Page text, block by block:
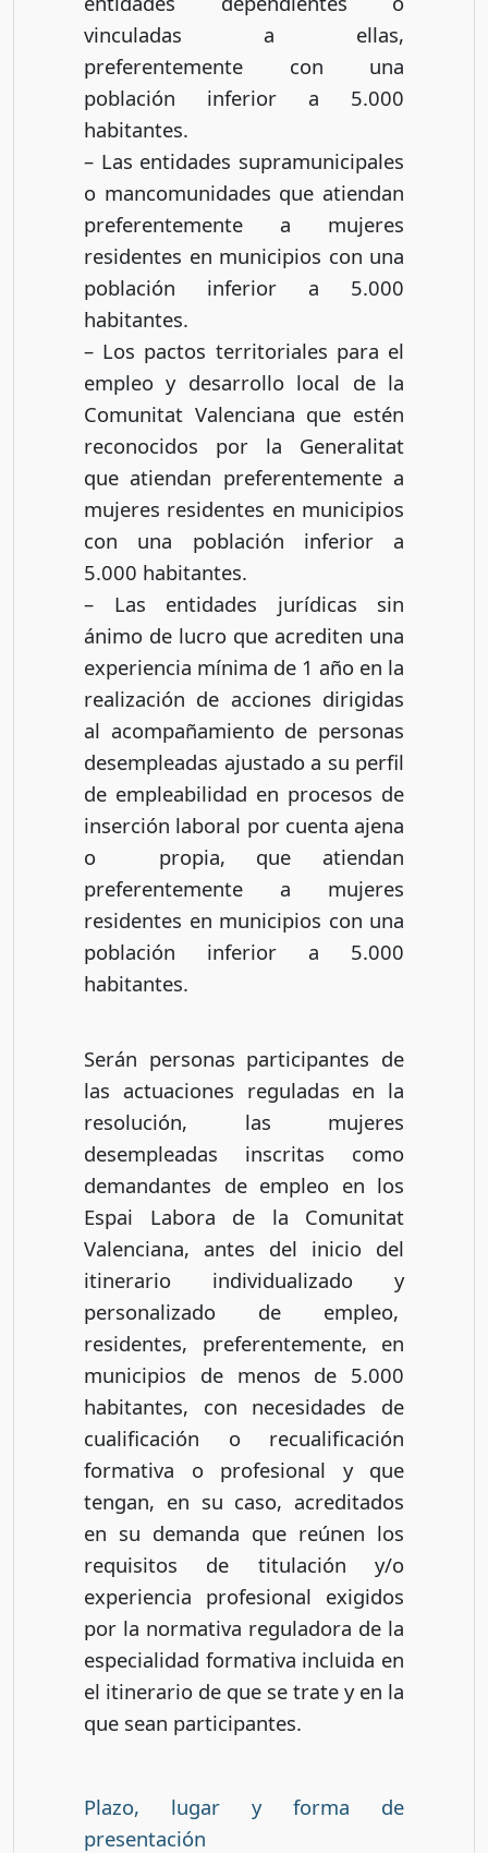
vinculadas a ellas,
preferentemente con una
población inferior a 5.000
habitantes.
– Las entidades supramunicipales
o mancomunidades que atiendan
preferentemente a mujeres
residentes en municipios con una
población inferior a 5.000
habitantes.
– Los pactos territoriales para el
empleo y desarrollo local de la
Comunitat Valenciana que estén
reconocidos por la Generalitat
que atiendan preferentemente a
mujeres residentes en municipios
con una población inferior a
5.000 habitantes.
– Las entidades jurídicas sin
ánimo de lucro que acrediten una
experiencia mínima de 1 año en la
realización de acciones dirigidas
al acompañamiento de personas
desempleadas ajustado a su perfil
de empleabilidad en procesos de
inserción laboral por cuenta ajena
o propia, que atiendan
preferentemente a mujeres
residentes en municipios con una
población inferior a 5.000
habitantes.
Serán personas participantes de
las actuaciones reguladas en la
resolución, las mujeres
desempleadas inscritas como
demandantes de empleo en los
Espai Labora de la Comunitat
Valenciana, antes del inicio del
itinerario individualizado y
personalizado de empleo,
residentes, preferentemente, en
municipios de menos de 5.000
habitantes, con necesidades de
cualificación o recualificación
formativa o profesional y que
tengan, en su caso, acreditados
en su demanda que reúnen los
requisitos de titulación y/o
experiencia profesional exigidos
por la normativa reguladora de la
especialidad formativa incluida en
el itinerario de que se trate y en la
que sean participantes.
Plazo, lugar y forma de
presentación